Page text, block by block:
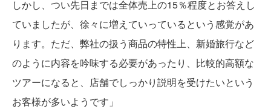
しかし、つい先日までは全体売上の15％程度とお答えし
ていましたが、徐々に増えていっているという感覚があ
ります。ただ、弊社の扱う商品の特性上、新婚旅行など
のように内容を吟味する必要があったり、比較的高額な
ツアーになると、店舗でしっかり説明を受けたいという
お客様が多いようです」